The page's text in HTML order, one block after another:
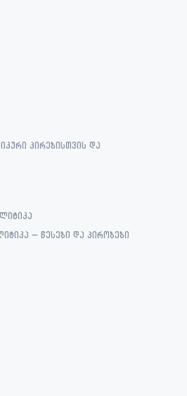
პირებისთვის და
– წესები და პირობები